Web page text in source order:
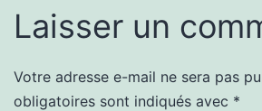
Laisser un
Votre adresse e-mail ne sera pas
obligatoires sont indiqués avec *